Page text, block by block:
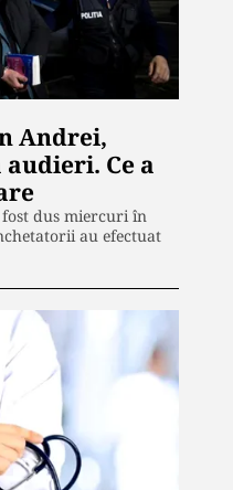
Andrei,
Ce a
dus miercuri în
au efectuat